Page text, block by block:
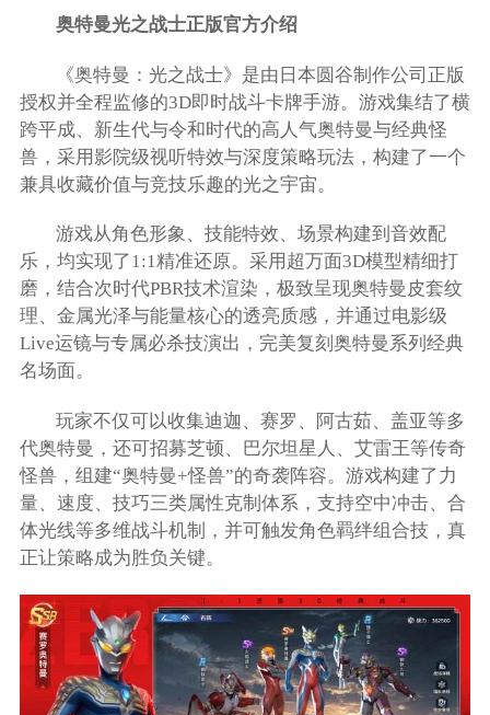
奥特曼光之战士正版官方介绍
《奥特曼：光之战士》是由日本圆谷制作公司正版
授权并全程监修的3D即时战斗卡牌手游。游戏集结了横
跨平成、新生代与令和时代的高人气奥特曼与经典怪
兽，采用影院级视听特效与深度策略玩法，构建了一个
兼具收藏价值与竞技乐趣的光之宇宙。
游戏从角色形象、技能特效、场景构建到音效配
乐，均实现了1:1精准还原。采用超万面3D模型精细打
磨，结合次时代PBR技术渲染，极致呈现奥特曼皮套纹
理、金属光泽与能量核心的透亮质感，并通过电影级
Live运镜与专属必杀技演出，完美复刻奥特曼系列经典
名场面。
玩家不仅可以收集迪迦、赛罗、阿古茹、盖亚等多
代奥特曼，还可招募芝顿、巴尔坦星人、艾雷王等传奇
怪兽，组建“奥特曼+怪兽”的奇袭阵容。游戏构建了力
量、速度、技巧三类属性克制体系，支持空中冲击、合
体光线等多维战斗机制，并可触发角色羁绊组合技，真
正让策略成为胜负关键。